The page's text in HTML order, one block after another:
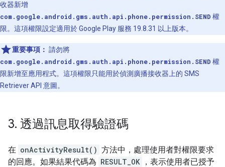
收器新增
com.google.android.gms.auth.api.phone.permission.SEND 權
限。這項權限設定適用於 Google Play 服務 19.8.31 以上版本。
重要事項： 請勿將
com.google.android.gms.auth.api.phone.permission.SEND 權
限新增至應用程式。這項權限只能用於偵測廣播接收器上的 SMS
Retriever API 意圖。
3. 透過訊息取得驗證碼
在 onActivityResult() 方法中，處理使用者對權限要求
的回應。如果結果代碼為 RESULT_OK ，表示使用者已授予